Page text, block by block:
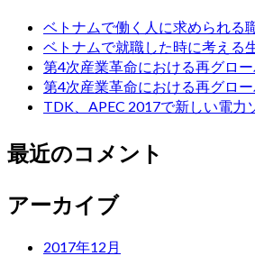
ベトナムで働く人に求められる
ベトナムで就職した時に考える
第4次産業革命における再グロ
第4次産業革命における再グロ
TDK、APEC 2017で新しい電力
最近のコメント
アーカイブ
2017年12月